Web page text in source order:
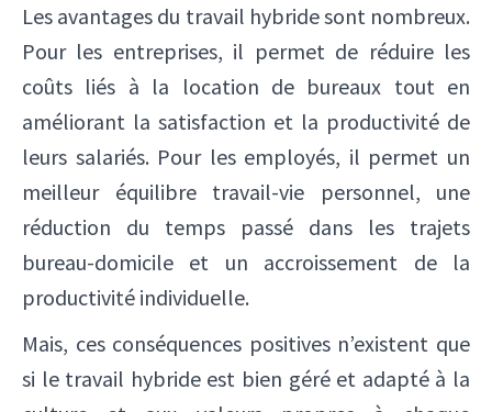
Les avantages du travail hybride sont nombreux.
Pour les entreprises, il permet de réduire les
coûts liés à la location de bureaux tout en
améliorant la satisfaction et la productivité de
leurs salariés. Pour les employés, il permet un
meilleur équilibre travail-vie personnel, une
réduction du temps passé dans les trajets
bureau-domicile et un accroissement de la
productivité individuelle.
Mais, ces conséquences positives n’existent que
si le travail hybride est bien géré et adapté à la